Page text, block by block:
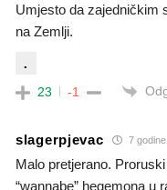
Umjesto da zajedničkim
na Zemlji.
.
23 -1
slagerpjevac 7
Malo pretjerano.
“wannabe” hegemona u